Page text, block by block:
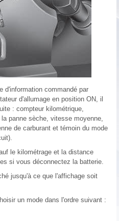
d'information commandé par
d'allumage en position ON, il
: compteur kilométrique,
panne sèche, vitesse moyenne,
de carburant et témoin du mode
le kilométrage et la distance
si vous déconnectez la batterie.
jusqu'à ce que l'affichage soit
un mode dans l'ordre suivant :